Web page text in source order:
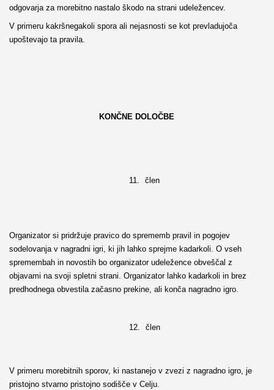
odgovarja za morebitno nastalo škodo na strani udeležencev.
V primeru kakršnegakoli spora ali nejasnosti se kot prevladujoča
upoštevajo ta pravila.
KONČNE DOLOČBE
11. člen
Organizator si pridržuje pravico do sprememb pravil in pogojev
sodelovanja v nagradni igri, ki jih lahko sprejme kadarkoli. O vseh
spremembah in novostih bo organizator udeležence obveščal z
objavami na svoji spletni strani. Organizator lahko kadarkoli in brez
predhodnega obvestila začasno prekine, ali konča nagradno igro.
12. člen
V primeru morebitnih sporov, ki nastanejo v zvezi z nagradno igro, je
pristojno stvarno pristojno sodišče v Celju.